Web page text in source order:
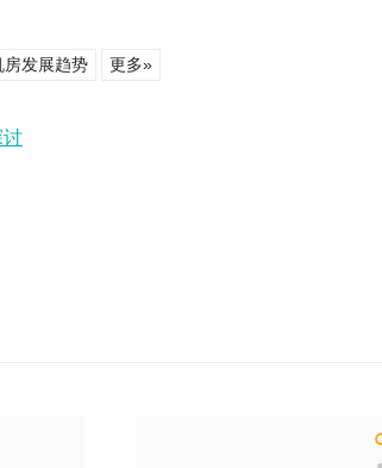
房发展趋势 更多»
讨